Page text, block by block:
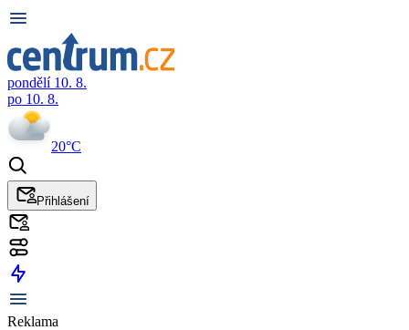
pondělí 10. 8.
po 10. 8.
20°C
Přihlášení
Reklama